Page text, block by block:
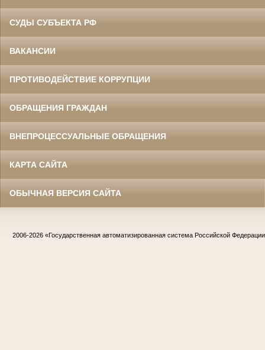
СУДЫ СУБЪЕКТА РФ
ВАКАНСИИ
ПРОТИВОДЕЙСТВИЕ КОРРУПЦИИ
ОБРАЩЕНИЯ ГРАЖДАН
ВНЕПРОЦЕССУАЛЬНЫЕ ОБРАЩЕНИЯ
КАРТА САЙТА
ОБЫЧНАЯ ВЕРСИЯ САЙТА
2006-2026 «Государственная автоматизированная система Российской